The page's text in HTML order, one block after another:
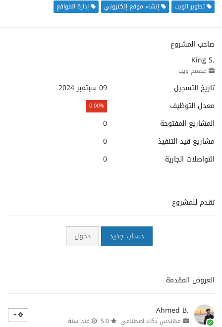
تطوير الويب
إنشاء موقع إلكتروني إدارة المواقع
صاحب المشروع
King S.
مصمم ويب
تاريخ التسجيل
09 سبتمبر 2024
معدل التوظيف
0.00%
المشاريع المفتوحة
0
مشاريع قيد التنفيذ
0
التواصلات الجارية
0
تقدم للمشروع
حساب جديد دخول
العروض المقدمة
Ahmed B.
مهندس ذكاء اصطناعي منذ سنة